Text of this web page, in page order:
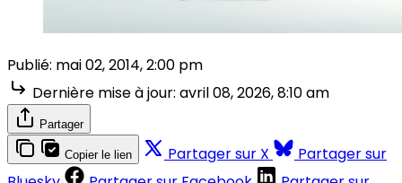
Publié: mai 02, 2014, 2:00 pm
Dernière mise à jour: avril 08, 2026, 8:10 am
Partager
Copier le lien Partager sur X
Partager sur